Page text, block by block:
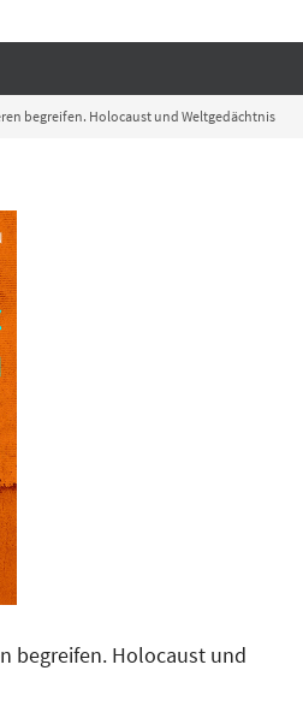
begreifen. Holocaust und Weltgedächtnis
begreifen. Holocaust und